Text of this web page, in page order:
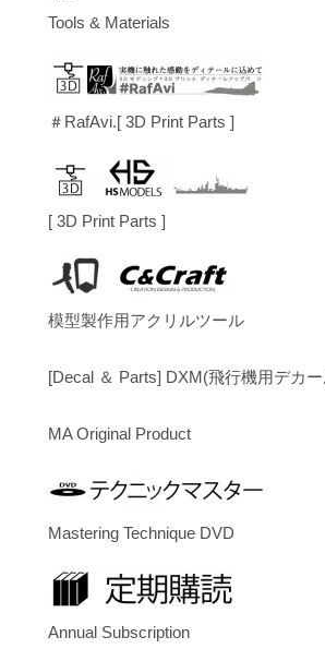
Tools & Materials
＃RafAvi.[ 3D Print Parts ]
[ 3D Print Parts ]
模型製作用アクリルツール
[Decal ＆ Parts] DXM(飛行機用デカー
MA Original Product
Mastering Technique DVD
Annual Subscription